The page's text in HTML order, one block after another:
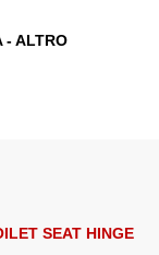
- ALTRO